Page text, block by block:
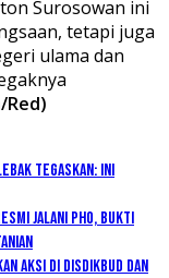
Surosowan ini
tetapi juga
ulama dan
Red)
Tegaskan: Ini
Jalani PHO, Bukti
Aksi di Disdikbud dan